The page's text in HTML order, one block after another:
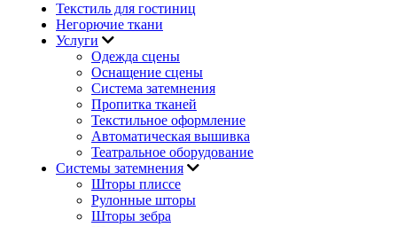
Текстиль для гостиниц
Негорючие ткани
Услуги
Одежда сцены
Оснащение сцены
Система затемнения
Пропитка тканей
Текстильное оформление
Автоматическая вышивка
Театральное оборудование
Системы затемнения
Шторы плиссе
Рулонные шторы
Шторы зебра